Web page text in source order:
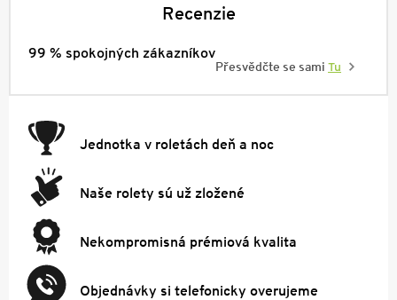
Recenzie
99 % spokojných zákazníkov
Přesvědčte se sami Tu
Jednotka v roletách deň a noc
Naše rolety sú už zložené
Nekompromisná prémiová kvalita
Objednávky si telefonicky overujeme